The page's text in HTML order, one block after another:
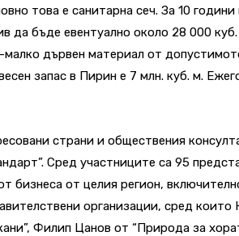
това е санитарна сеч. За 10 години
бъде евентуално около 28 000
малко дървен материал от
запас в Пирин е 7 млн. куб. м.
страни и обществения
Сред участниците са 95
бизнеса от целия регион,
организации, сред които
Филип Цанов от “Природа за